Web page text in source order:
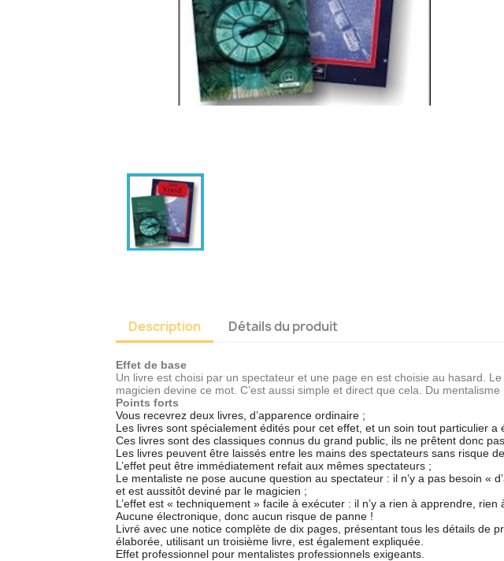
Description Détails du produit
Effet de base
Un livre est choisi par un spectateur et une page en est choisie au hasard.
magicien devine ce mot. C’est aussi simple et direct que cela. Du mentalisme
Points forts
Vous recevrez deux livres, d’apparence ordinaire ;
Les livres sont spécialement édités pour cet effet, et un soin tout particulier
Ces livres sont des classiques connus du grand public, ils ne prêtent donc
Les livres peuvent être laissés entre les mains des spectateurs sans risque
L’effet peut être immédiatement refait aux mêmes spectateurs ;
Le mentaliste ne pose aucune question au spectateur : il n’y a pas besoin «
et est aussitôt deviné par le magicien ;
L’effet est « techniquement » facile à exécuter : il n’y a rien à apprendre,
Aucune électronique, donc aucun risque de panne !
Livré avec une notice complète de dix pages, présentant tous les détails de
élaborée, utilisant un troisième livre, est également expliquée.
Effet professionnel pour mentalistes professionnels exigeants.